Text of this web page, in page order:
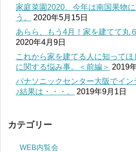
家庭菜園2020。今年は南国果物
う。
2020年5月15日
あらら、もう4月！家を建てて丸
2020年4月9日
これから家を建てる人に知って
に関する悩み事。＜前編＞ 2019
パナソニックセンター大阪でイ
♪結果は・・・。
2019年9月1日
カテゴリー
WEB内覧会